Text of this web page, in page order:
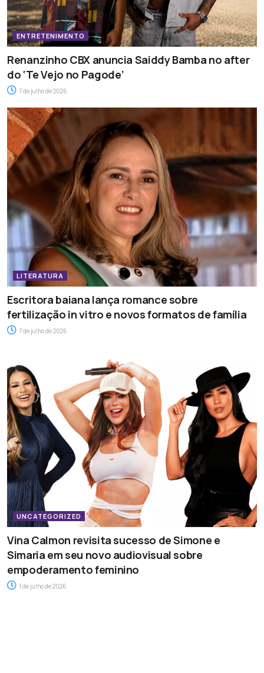
ENTRETENIMENTO
Renanzinho CBX anuncia Saiddy Bamba no after
do ‘Te Vejo no Pagode’
7 de julho de 2026
LITERATURA
Escritora baiana lança romance sobre
fertilização in vitro e novos formatos de família
7 de julho de 2026
UNCATEGORIZED
Vina Calmon revisita sucesso de Simone e
Simaria em seu novo audiovisual sobre
empoderamento feminino
1 de julho de 2026